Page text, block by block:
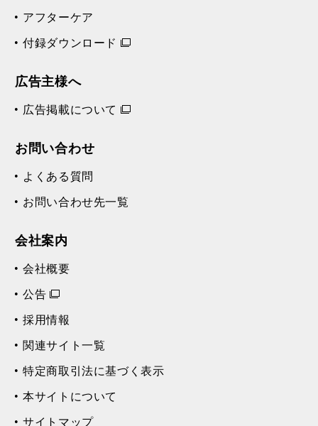
アフターケア
付録ダウンロード
広告主様へ
広告掲載について
お問い合わせ
よくある質問
お問い合わせ先一覧
会社案内
会社概要
公告
採用情報
関連サイト一覧
特定商取引法に基づく表示
本サイトについて
サイトマップ